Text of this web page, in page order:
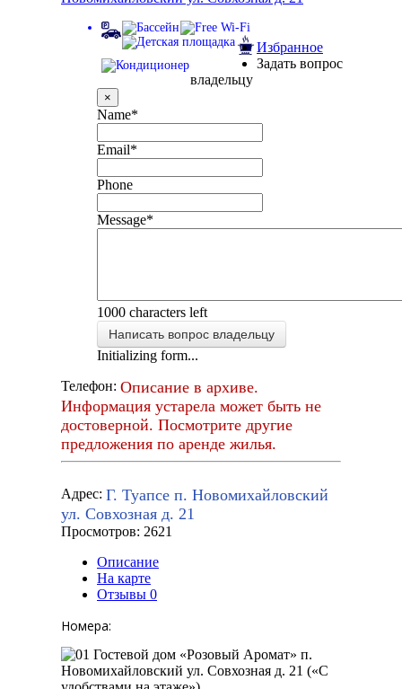
Избранное
Задать вопрос
владельцу
×
Name*
Email*
Phone
Message*
1000 characters left
Написать вопрос владельцу
Initializing form...
Телефон: Описание в архиве.
Информация устарела может быть не
достоверной. Посмотрите другие
предложения по аренде жилья.
Адрес: Г. Туапсе п. Новомихайловский
ул. Совхозная д. 21
Просмотров: 2621
Описание
На карте
Отзывы 0
Номера: